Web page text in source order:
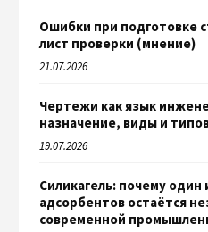
Ошибки при подготовке
лист проверки (мнение)
21.07.2026
Чертежи как язык
назначение, виды и
19.07.2026
Силикагель: почему один
адсорбентов остаётся
современной